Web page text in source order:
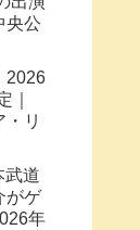
央公
2026
｜
リ
武道
がゲ
年